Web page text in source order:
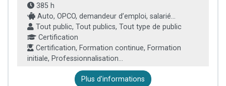
385 h
Auto, OPCO, demandeur d’emploi, salarié...
Tout public, Tout publics, Tout type de public
Certification
Certification, Formation continue, Formation
initiale, Professionnalisation...
Plus d'informations